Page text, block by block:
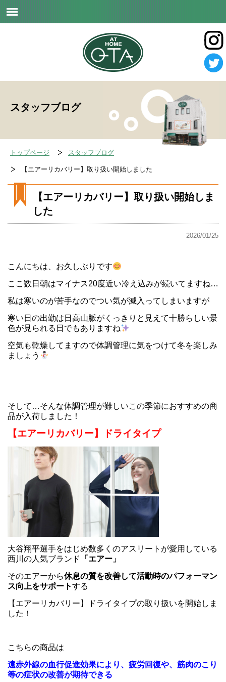
スタッフブログ
トップページ スタッフブログ
【エアーリカバリー】取り扱い開始しました
【エアーリカバリー】取り扱い開始しま
した
2026/01/25
こんにちは、お久しぶりです
ここ数日朝はマイナス20度近い冷え込みが続いてますね…
私は寒いのが苦手なのでつい気が滅入ってしまいますが
寒い日の出勤は日高山脈がくっきりと見えて十勝らしい景
色が見られる日でもありますね
空気も乾燥してますので体調管理に気をつけて冬を楽しみ
ましょう
そして…そんな体調管理が難しいこの季節におすすめの商
品が入荷しました！
【エアーリカバリー】ドライタイプ
大谷翔平選手をはじめ数多くのアスリートが愛用している
西川の人気ブランド
「エアー」
そのエアーから休息の質を改善して活動時のパフォーマン
ス向上をサポートする
【エアーリカバリー】ドライタイプの取り扱いを開始しま
した！
こちらの商品は
遠赤外線の血行促進効果により、疲労回復や、筋肉のこり
等の症状の改善が期待できる